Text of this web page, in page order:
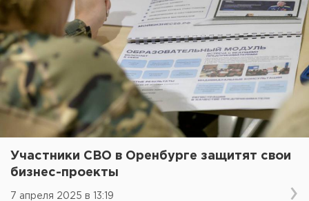
Участники СВО в Оренбурге защитят свои
бизнес-проекты
7 апреля 2025 в 13:19